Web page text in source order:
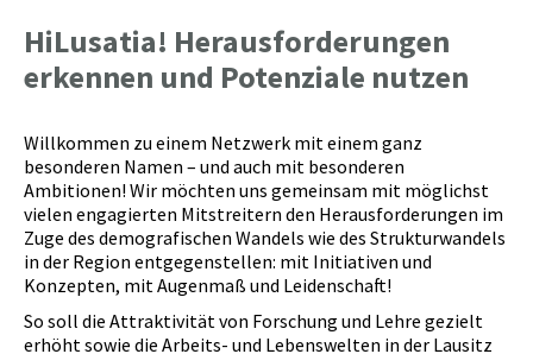
HiLusatia! Herausforderungen
erkennen und Potenziale nutzen
Willkommen zu einem Netzwerk mit einem ganz
besonderen Namen – und auch mit besonderen
Ambitionen! Wir möchten uns gemeinsam mit möglichst
vielen engagierten Mitstreitern den Herausforderungen im
Zuge des demografischen Wandels wie des Strukturwandels
in der Region entgegenstellen: mit Initiativen und
Konzepten, mit Augenmaß und Leidenschaft!
So soll die Attraktivität von Forschung und Lehre gezielt
erhöht sowie die Arbeits- und Lebenswelten in der Lausitz